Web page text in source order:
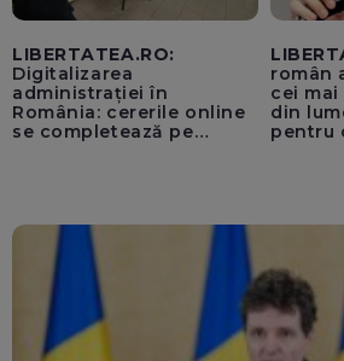
LIBERTATEA.RO:
Digitalizarea
administrației în
România: cererile online
se completează pe
român
cei
din
pentru